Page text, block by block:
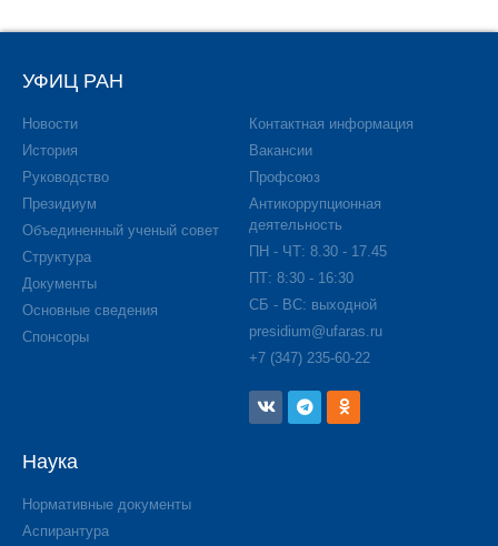
УФИЦ РАН
Новости
История
Руководство
Президиум
Объединенный ученый совет
Структура
Документы
Основные сведения
Спонсоры
Контактная информация
Вакансии
Профсоюз
Антикоррупционная
деятельность
ПН - ЧТ: 8.30 - 17.45
ПТ: 8:30 - 16:30
СБ - ВС: выходной
presidium@ufaras.ru
+7 (347) 235-60-22
Наука
Нормативные документы
Аспирантура